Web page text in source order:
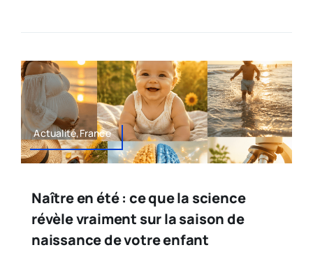
Actualité,France
Naître en été : ce que la science
révèle vraiment sur la saison de
naissance de votre enfant